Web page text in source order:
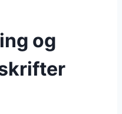
og